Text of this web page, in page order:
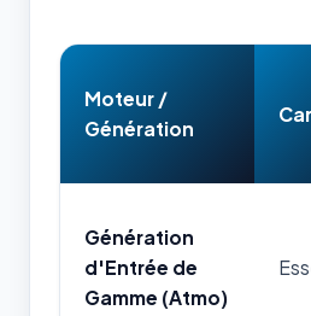
Moteur /
Génération
Génération
d'Entrée de
Gamme (Atmo)